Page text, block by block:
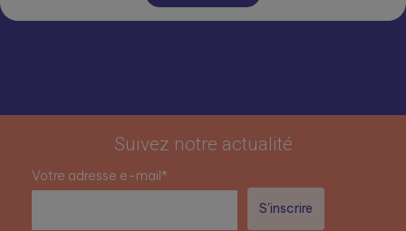
Suivez notre actualité
Votre adresse e-mail*